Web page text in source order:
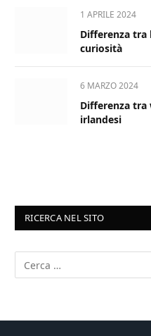
1 APRILE 2024
Differenza tra
curiosità
6 MARZO 2024
Differenza tra
irlandesi
RICERCA NEL SITO